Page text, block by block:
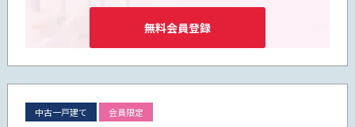
無料会員登録
中古一戸建て 会員限定